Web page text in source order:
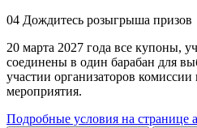
04 Дождитесь розыгрыша призов
20 марта 2027 года все купоны,
соединены в один барабан для
участии организаторов
мероприятия.
Подробные условия на странице